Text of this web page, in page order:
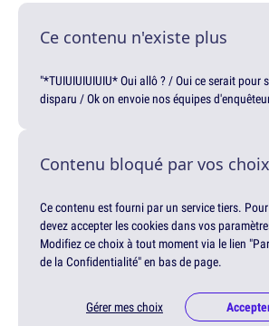
Ce contenu n'existe plus
"*TUIUIUIUIUIU* Oui allô ? / Oui ce serait pour
disparu / Ok on envoie nos équipes
Contenu bloqué par vos
Ce contenu est fourni par un service tiers.
devez accepter les cookies dans vos
Modifiez ce choix à tout moment via le lien
de la Confidentialité" en bas de page.
Gérer mes choix